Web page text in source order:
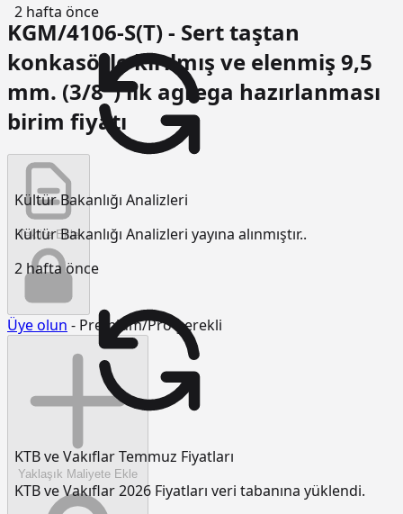
2 hafta önce
Kültür Bakanlığı Analizleri
Kültür Bakanlığı Analizleri yayına alınmıştır..
2 hafta önce
KTB ve Vakıflar Temmuz Fiyatları
KTB ve Vakıflar 2026 Fiyatları veri tabanına yüklendi.
KGM/4106-S(T) - Sert taştan
konkasörle kırılmış ve elenmiş 9,5
mm. (3/8") lik agrega hazırlanması
birim fiyatı
Teklife Ekle
Üye olun - Premium/Pro gerekli
Yaklaşık Maliyete Ekle